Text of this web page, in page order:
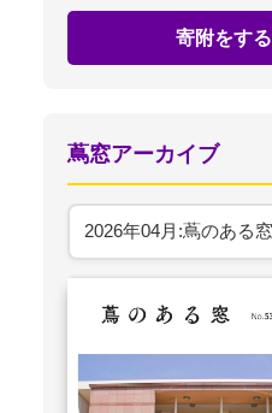
寄附をする
蔦窓アーカイブ